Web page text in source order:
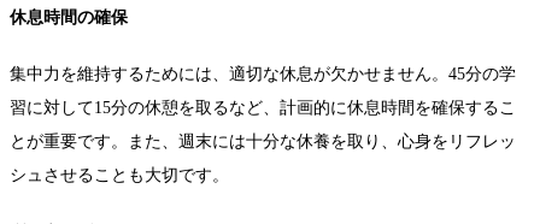
休息時間の確保
集中力を維持するためには、適切な休息が欠かせません。45分の学
習に対して15分の休憩を取るなど、計画的に休息時間を確保するこ
とが重要です。また、週末には十分な休養を取り、心身をリフレッ
シュさせることも大切です。